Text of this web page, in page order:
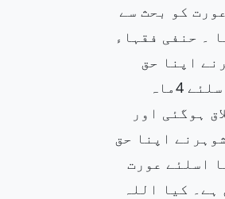
کو بحث سے
۔ حنفی فقہاء
اپنا حق
استعمال کرلیا اسلئے 4ماہ
ہوگئی اور
اپنا حق
اسلئے عورت
کیا اللہ